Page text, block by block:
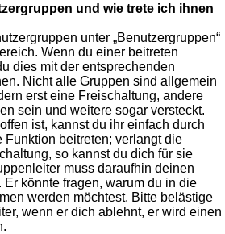
und wie trete ich ihnen
unter „Benutzergruppen“
Wenn du einer beitreten
dies mit der entsprechenden
Nicht alle Gruppen sind allgemein
erst eine Freischaltung, andere
sein und weitere sogar versteckt.
ist, kannst du ihr einfach durch
Funktion beitreten; verlangt die
so kannst du dich für sie
muss daraufhin deinen
Er könnte fragen, warum du in die
werden möchtest. Bitte belästige
wenn er dich ablehnt, er wird einen